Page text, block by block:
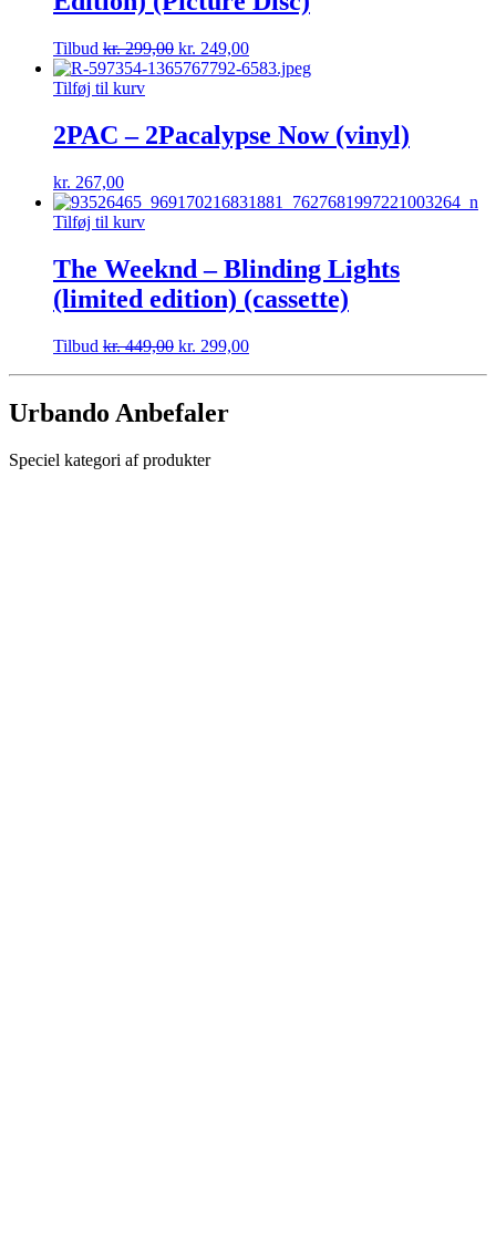
Tilbud kr.299,00 kr. 249,00
Tilføj til kurv
2PAC – 2Pacalypse Now (vinyl)
kr. 267,00
Tilføj til kurv
The Weeknd – Blinding Lights
(limited edition) (cassette)
Tilbud kr.449,00 kr. 299,00
Urbando Anbefaler
Speciel kategori af produkter